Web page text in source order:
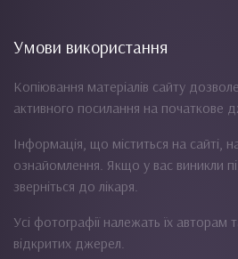
Умови використання
Копіювання матеріалів сайту
активного посилання на початкове
Інформація, що міститься на сайті,
ознайомлення. Якщо у вас виникли
зверніться до лікаря.
Усі фотографії належать їх авторам
відкритих джерел.